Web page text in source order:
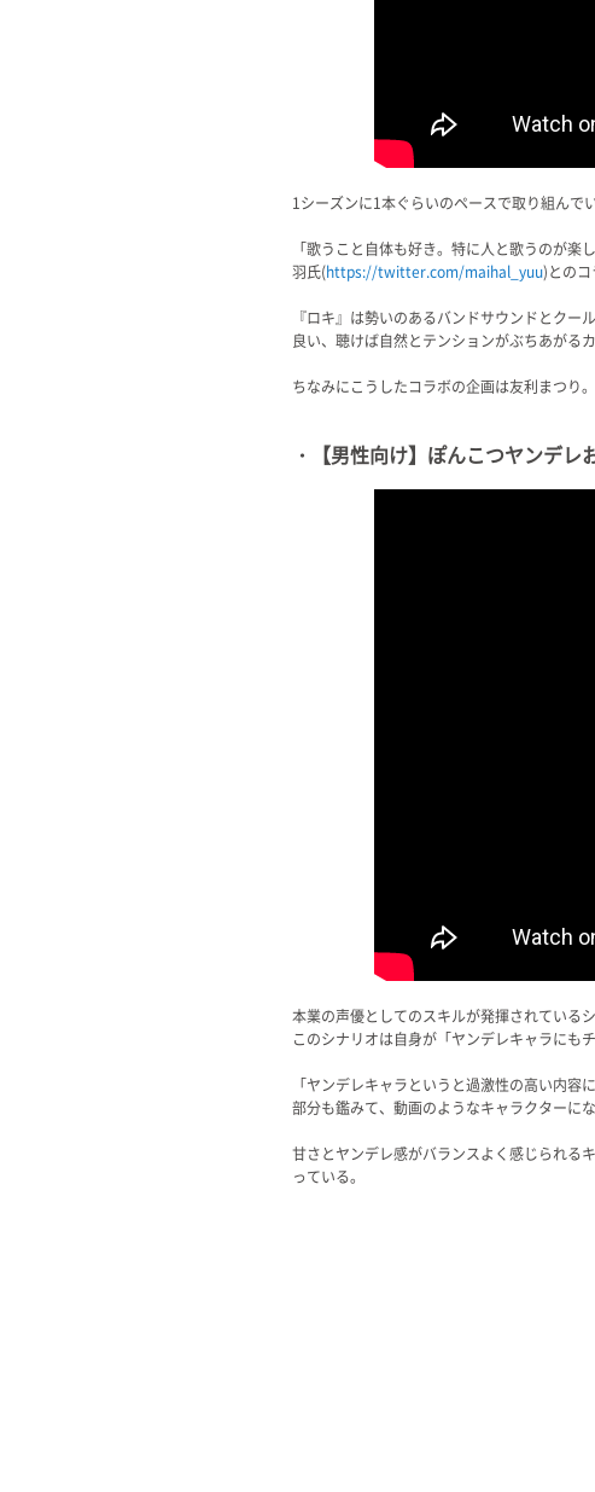
1シーズンに1本ぐらいのペースで取り組んで
「歌うこと自体も好き。特に人と歌うのが
羽氏(https://twitter.com/maihal_yuu)とのコ
『ロキ』は勢いのあるバンドサウンドとク
良い、聴けば自然とテンションがぶちあがる
ちなみにこうしたコラボの企画は友利まつり
・【男性向け】ぽんこつヤンデレ
本業の声優としてのスキルが発揮されている
このシナリオは自身が「ヤンデレキャラにも
「ヤンデレキャラというと過激性の高い内
部分も鑑みて、動画のようなキャラクターに
甘さとヤンデレ感がバランスよく感じられる
っている。